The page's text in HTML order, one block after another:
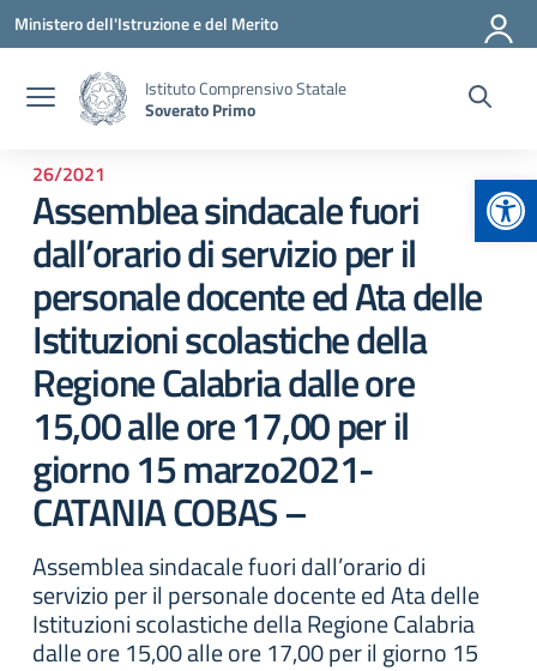
Vai ai contenuti
Vai al menu di navigazione
Vai al footer
Ministero dell'Istruzione e del Merito
Istituto Comprensivo Statale
Soverato Primo
26/2021
Assemblea sindacale fuori
dall’orario di servizio per il
personale docente ed Ata delle
Istituzioni scolastiche della
Regione Calabria dalle ore
15,00 alle ore 17,00 per il
giorno 15 marzo2021-
CATANIA COBAS –
Assemblea sindacale fuori dall’orario di
servizio per il personale docente ed Ata delle
Istituzioni scolastiche della Regione Calabria
dalle ore 15,00 alle ore 17,00 per il giorno 15